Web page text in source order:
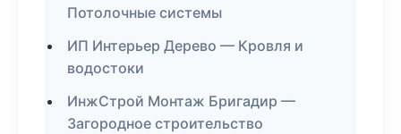
Потолочные системы
ИП Интерьер Дерево — Кровля и
водостоки
ИнжСтрой Монтаж Бригадир —
Загородное строительство